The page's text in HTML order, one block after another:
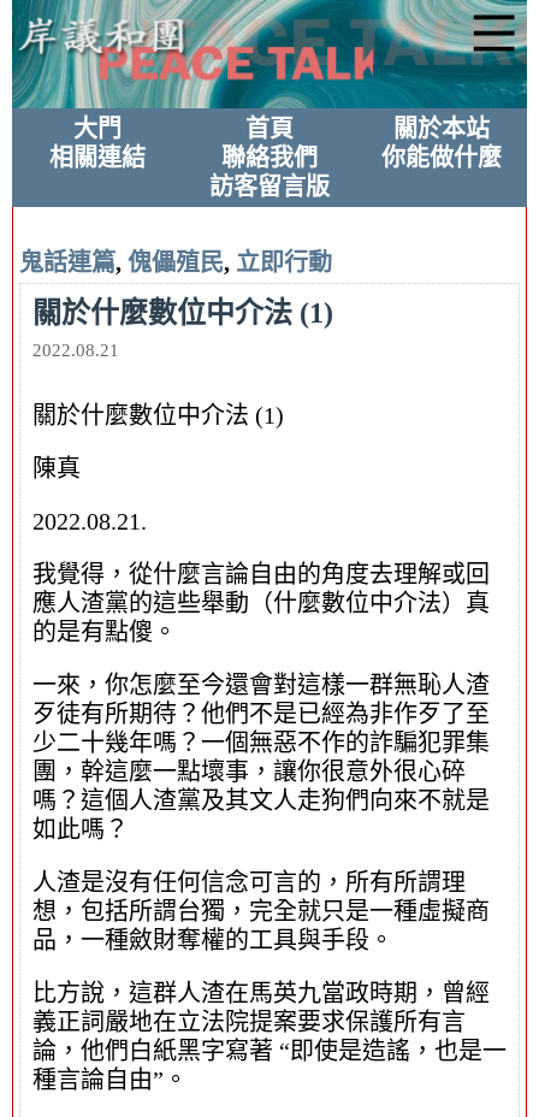
大門 首頁
關於本站
相關連結
聯絡我們
你能做什麼
訪客留言版
鬼話連篇, 傀儡殖民, 立即行動
關於什麼數位中介法 (1)
2022.08.21
關於什麼數位中介法 (1)
陳真
2022.08.21.
我覺得，從什麼言論自由的角度去理解或回
應人渣黨的這些舉動（什麼數位中介法）真
的是有點傻。
一來，你怎麼至今還會對這樣一群無恥人渣
歹徒有所期待？他們不是已經為非作歹了至
少二十幾年嗎？一個無惡不作的詐騙犯罪集
團，幹這麼一點壞事，讓你很意外很心碎
嗎？這個人渣黨及其文人走狗們向來不就是
如此嗎？
人渣是沒有任何信念可言的，所有所謂理
想，包括所謂台獨，完全就只是一種虛擬商
品，一種斂財奪權的工具與手段。
比方說，這群人渣在馬英九當政時期，曾經
義正詞嚴地在立法院提案要求保護所有言
論，他們白紙黑字寫著 “即使是造謠，也是一
種言論自由”。